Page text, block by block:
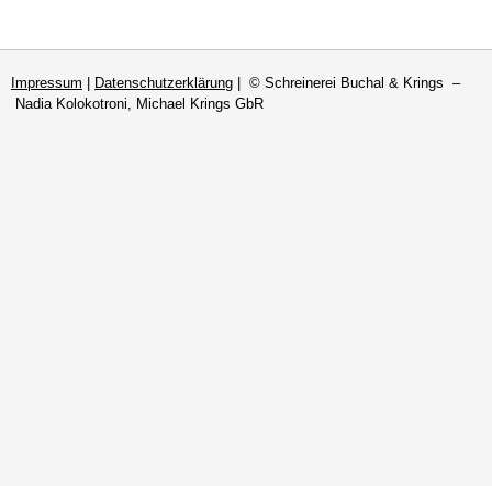
Impressum Datenschutzerklärung | © Schreinerei Buchal & Krings –
Nadia Kolokotroni, Michael Krings GbR